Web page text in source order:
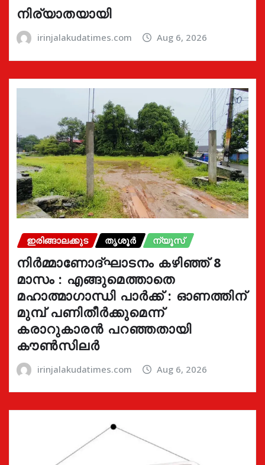
നിര്യാതയായി
irinjalakudatimes.com Aug 6, 2026
ഇരിങ്ങാലക്കുട തൃശൂർ ന്യൂസ്
നിർമ്മാണോദ്ഘാടനം കഴിഞ്ഞ് 8
മാസം : എങ്ങുമെത്താതെ
മഹാത്മാഗാന്ധി പാർക്ക് : ഓണത്തിന്
മുമ്പ് പണിതീർക്കുമെന്ന്
കരാറുകാരൻ പറഞ്ഞതായി
കൗൺസിലർ
irinjalakudatimes.com Aug 6, 2026